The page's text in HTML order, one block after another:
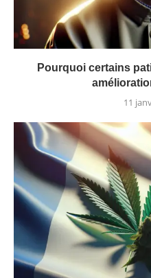
Pourquoi certains
11